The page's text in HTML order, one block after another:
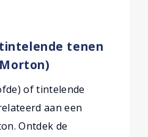
tenen
of tintelende
aan een
Ontdek de